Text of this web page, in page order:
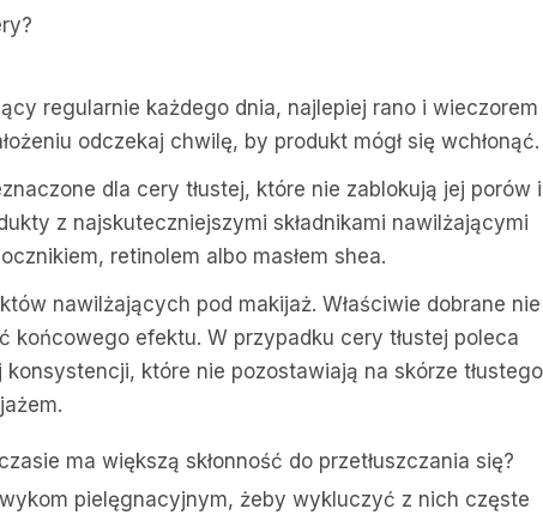
regularnie każdego dnia, najlepiej rano i wieczorem
odczekaj chwilę, by produkt mógł się wchłonąć.
dla cery tłustej, które nie zablokują jej porów i
z najskuteczniejszymi składnikami nawilżającymi
retinolem albo masłem shea.
nawilżających pod makijaż. Właściwie dobrane nie
końcowego efektu. W przypadku cery tłustej poleca
które nie pozostawiają na skórze tłustego
ma większą skłonność do przetłuszczania się?
pielęgnacyjnym, żeby wykluczyć z nich częste